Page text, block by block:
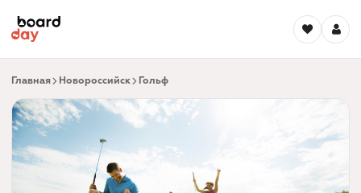
Главная Новороссийск Гольф